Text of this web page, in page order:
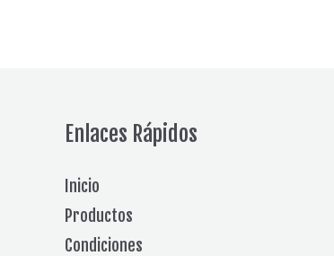
Enlaces Rápidos
Inicio
Productos
Condiciones